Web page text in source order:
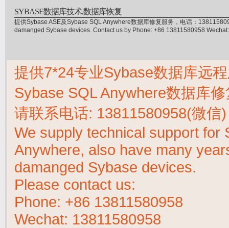
SYBASE数据库技术,数据库恢复
提供Sybase ASE及Sybase SQL Anywhere数据库修复服务，电话：
damanged Sybase devices. Contact us by Phone: +86 13811580958
提供7*24专业Sybase数据库远
Sybase SQL Anywhere数据库
请联系电话: 13811580958(微信
We supply technical support for
Anywhere, also have many
damanged Sybase devices.
Please contact us:
Phone: +86 13811580958
Wechat: 13811580958